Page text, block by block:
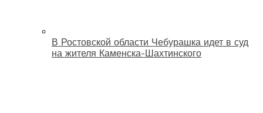
В Ростовской области Чебурашка идет в суд
на жителя Каменска-Шахтинского